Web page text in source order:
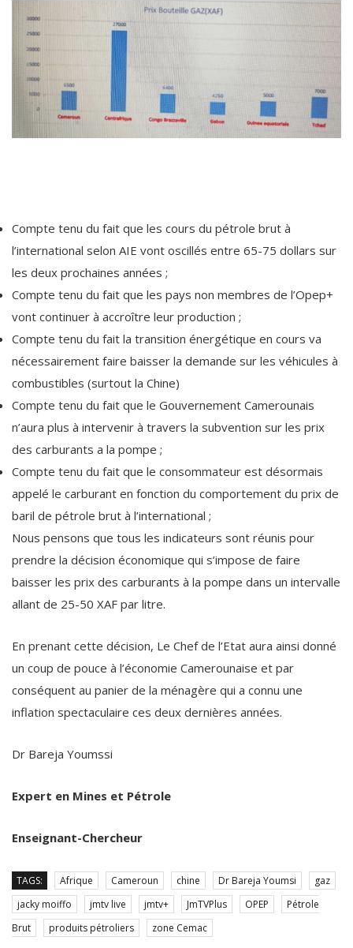
Compte tenu du fait que les cours du pétrole brut à
l’international selon AIE vont oscillés entre 65-75 dollars sur
les deux prochaines années ;
Compte tenu du fait que les pays non membres de l’Opep+
vont continuer à accroître leur production ;
Compte tenu du fait la transition énergétique en cours va
nécessairement faire baisser la demande sur les véhicules à
combustibles (surtout la Chine)
Compte tenu du fait que le Gouvernement Camerounais
n’aura plus à intervenir à travers la subvention sur les prix
des carburants a la pompe ;
Compte tenu du fait que le consommateur est désormais
appelé le carburant en fonction du comportement du prix de
baril de pétrole brut à l’international ;
Nous pensons que tous les indicateurs sont réunis pour
prendre la décision économique qui s’impose de faire
baisser les prix des carburants à la pompe dans un intervalle
allant de 25-50 XAF par litre.
En prenant cette décision, Le Chef de l’Etat aura ainsi donné
un coup de pouce à l’économie Camerounaise et par
conséquent au panier de la ménagère qui a connu une
inflation spectaculaire ces deux dernières années.
Dr Bareja Youmssi
Expert en Mines et Pétrole
Enseignant-Chercheur
TAGS: Afrique Cameroun chine Dr Bareja Youmsi
gaz
jacky moiffo
jmtv live jmtv+ JmTVPlus OPEP
Pétrole
Brut
produits pétroliers zone Cemac